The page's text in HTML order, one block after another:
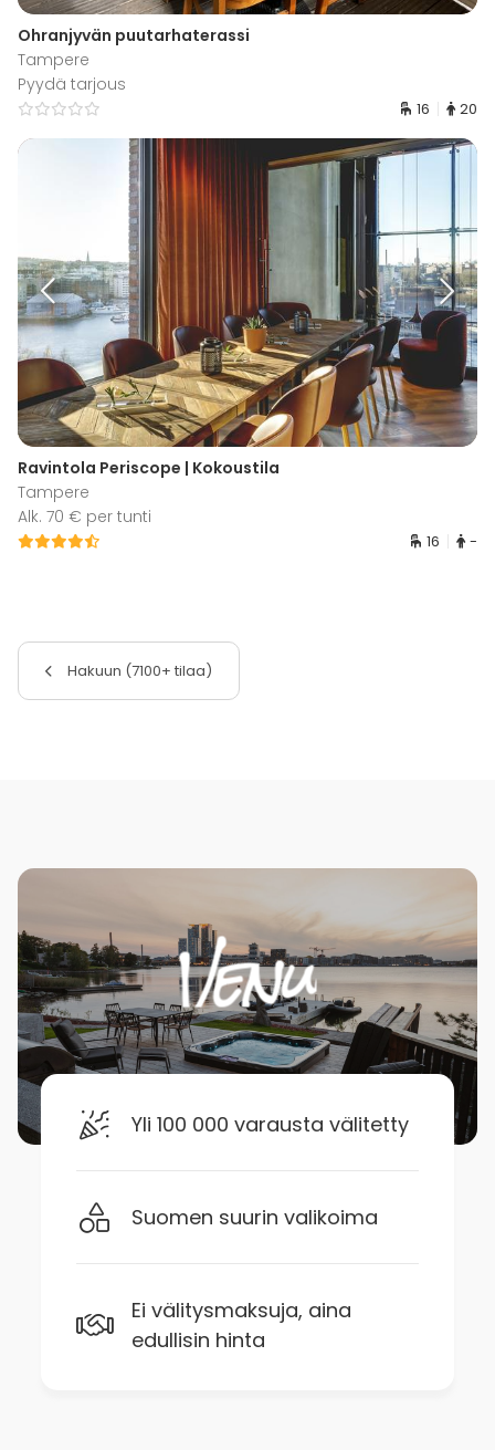
Ohranjyvän puutarhaterassi
Tampere
Pyydä tarjous
16 20
Ravintola Periscope | Kokoustila
Tampere
Alk. 70 € per tunti
16 -
Hakuun (7100+ tilaa)
Yli 100 000 varausta välitetty
Suomen suurin valikoima
Ei välitysmaksuja, aina
edullisin hinta